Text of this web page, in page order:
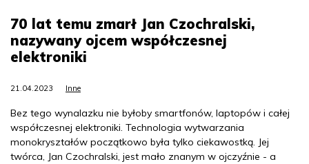
70 lat temu zmarł Jan Czochralski,
nazywany ojcem współczesnej
elektroniki
21.04.2023 Inne
Bez tego wynalazku nie byłoby smartfonów, laptopów i całej
współczesnej elektroniki. Technologia wytwarzania
monokryształów początkowo była tylko ciekawostką. Jej
twórca, Jan Czochralski, jest mało znanym w ojczyźnie - a